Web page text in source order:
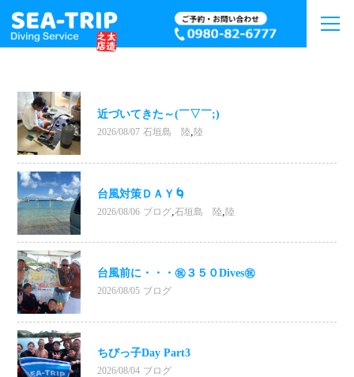
近づいてきた～(￣▽￣;)
2026/08/07 石垣島 陸, 陸
台風対策ＤＡＹ🌀
2026/08/06 ブログ, 石垣島 陸 陸
台風前に・・・㊗３５０Dives㊗
2026/08/05 ブログ
ちびっ子Day Part3
2026/08/04 ブログ